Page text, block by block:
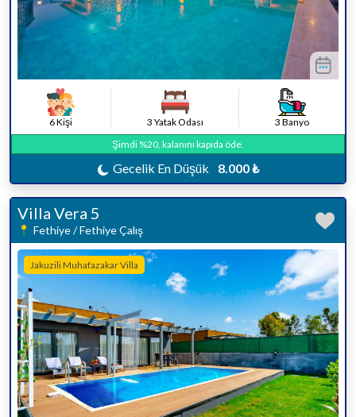
6 Kişi 3 Yatak Odası
3 Banyo
Şimdi %20, kalanını kapıda öde.
Gecelik En Düşük 8.000 ₺
Villa Vera 5
Fethiye / Fethiye Çalış
Jakuzili Muhafazakar Villa